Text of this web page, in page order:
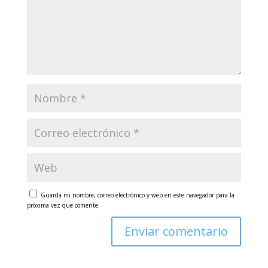
Guarda mi nombre, correo electrónico y web en este navegador para la
próxima vez que comente.